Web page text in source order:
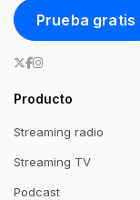
Prueba gratis
Producto
Streaming radio
Streaming TV
Podcast